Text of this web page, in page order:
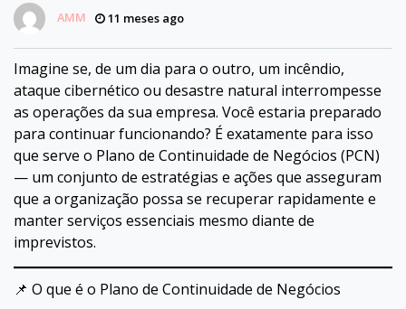
AMM 11 meses ago
Imagine se, de um dia para o outro, um incêndio,
ataque cibernético ou desastre natural interrompesse
as operações da sua empresa. Você estaria preparado
para continuar funcionando? É exatamente para isso
que serve o Plano de Continuidade de Negócios (PCN)
— um conjunto de estratégias e ações que asseguram
que a organização possa se recuperar rapidamente e
manter serviços essenciais mesmo diante de
imprevistos.
📌 O que é o Plano de Continuidade de Negócios